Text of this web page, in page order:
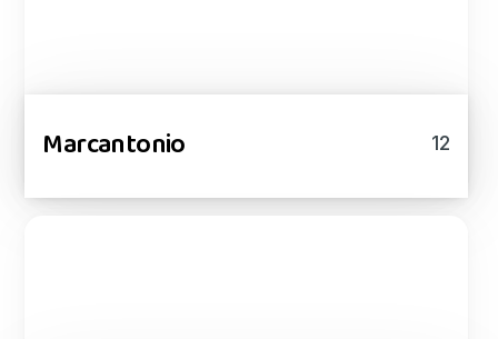
Marcantonio 12